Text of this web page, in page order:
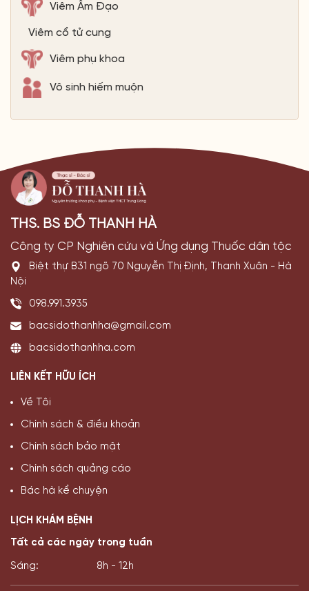
Viêm Âm Đạo
Viêm cổ tử cung
Viêm phụ khoa
Vô sinh hiếm muộn
THS. BS ĐỖ THANH HÀ
Công ty CP Nghiên cứu và Ứng dụng Thuốc dân tộc
Biệt thự B31 ngõ 70 Nguyễn Thị Định, Thanh Xuân - Hà
Nội
098.991.3935
bacsidothanhha@gmail.com
bacsidothanhha.com
LIÊN KẾT HỮU ÍCH
Về Tôi
Chính sách & điều khoản
Chính sách bảo mật
Chính sách quảng cáo
Bác hà kể chuyện
LỊCH KHÁM BỆNH
Tất cả các ngày trong tuần
Sáng: 8h - 12h